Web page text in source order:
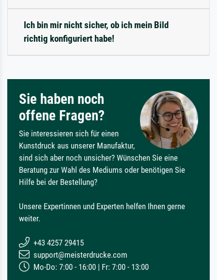
Ich bin mir nicht sicher, ob ich mein Bild
richtig konfiguriert habe!
Sie haben noch
offene Fragen?
Sie interessieren sich für einen
Kunstdruck aus unserer Manufaktur,
sind sich aber noch unsicher? Wünschen Sie eine
Beratung zur Wahl des Mediums oder benötigen Sie
Hilfe bei der Bestellung?
Unsere Expertinnen und Experten helfen Ihnen gerne
weiter.
+43 4257 29415
support@meisterdrucke.com
Mo-Do: 7:00 - 16:00 | Fr: 7:00 - 13:00